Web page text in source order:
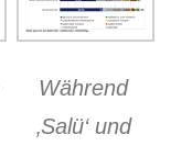
Während
‚Salü‘ und